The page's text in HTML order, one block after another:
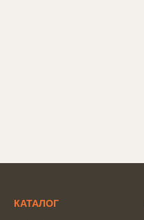
КАТАЛОГ